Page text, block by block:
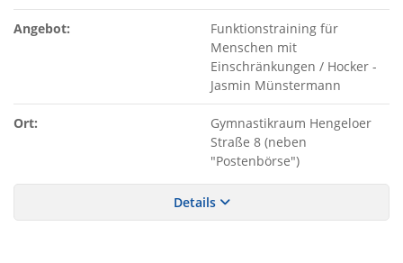
Angebot:
Funktionstraining für
Menschen mit
Einschränkungen / Hocker -
Jasmin Münstermann
Ort:
Gymnastikraum Hengeloer
Straße 8 (neben
"Postenbörse")
Details